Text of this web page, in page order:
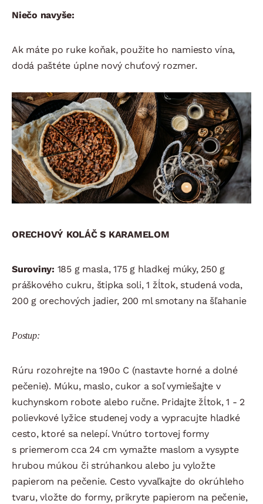
Niečo navyše:
Ak máte po ruke koňak, použite ho namiesto vína,
dodá paštéte úplne nový chuťový rozmer.
ORECHOVÝ KOLÁČ S KARAMELOM
Suroviny: 185 g masla, 175 g hladkej múky, 250 g
práškového cukru, štipka soli, 1 žĺtok, studená voda,
200 g orechových jadier, 200 ml smotany na šľahanie
Postup:
Rúru rozohrejte na 190o C (nastavte horné a dolné
pečenie). Múku, maslo, cukor a soľ vymiešajte v
kuchynskom robote alebo ručne. Pridajte žĺtok, 1 - 2
polievkové lyžice studenej vody a vypracujte hladké
cesto, ktoré sa nelepí. Vnútro tortovej formy
s priemerom cca 24 cm vymažte maslom a vysypte
hrubou múkou či strúhankou alebo ju vyložte
papierom na pečenie. Cesto vyvaľkajte do okrúhleho
tvaru, vložte do formy, prikryte papierom na pečenie,